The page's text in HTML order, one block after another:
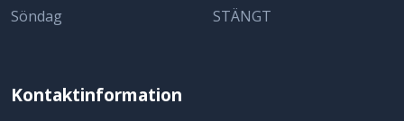
Söndag
STÄNGT
Kontaktinformation